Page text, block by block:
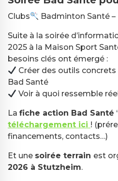
Clubs Badminton Santé –
Suite à la soirée
2025 à la Maison Sport
besoins clés ont émergé :
Créer des outils
Bad Santé
Voir à quoi ressemble
La fiche action Bad Santé
téléchargement ici !
financements, contacts…)
Et une soirée terrain est
2026 à Stutzheim.